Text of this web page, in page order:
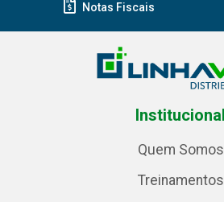
Notas Fiscais
Institucional
Quem Somos
Treinamentos